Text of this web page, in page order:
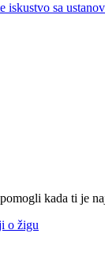
iskustvo sa
kada ti je
o žigu